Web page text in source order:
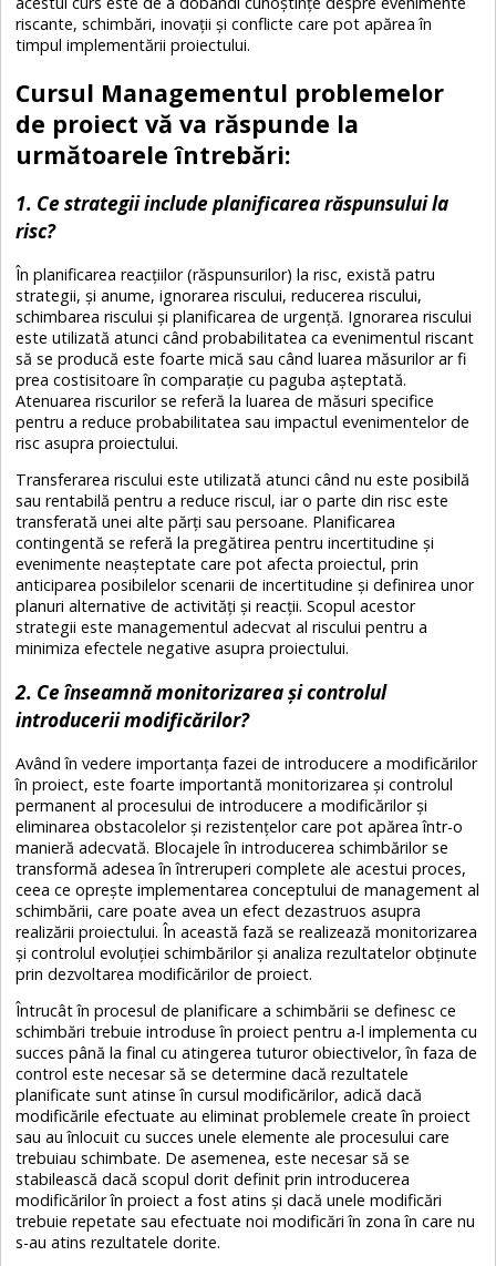
riscante, schimbări, inovații și conflicte care pot apărea în
timpul implementării proiectului.
Cursul Managementul problemelor
de proiect vă va răspunde la
următoarele întrebări:
1. Ce strategii include planificarea răspunsului la
risc?
În planificarea reacțiilor (răspunsurilor) la risc, există patru
strategii, și anume, ignorarea riscului, reducerea riscului,
schimbarea riscului și planificarea de urgență. Ignorarea riscului
este utilizată atunci când probabilitatea ca evenimentul riscant
să se producă este foarte mică sau când luarea măsurilor ar fi
prea costisitoare în comparație cu paguba așteptată.
Atenuarea riscurilor se referă la luarea de măsuri specifice
pentru a reduce probabilitatea sau impactul evenimentelor de
risc asupra proiectului.
Transferarea riscului este utilizată atunci când nu este posibilă
sau rentabilă pentru a reduce riscul, iar o parte din risc este
transferată unei alte părți sau persoane. Planificarea
contingentă se referă la pregătirea pentru incertitudine și
evenimente neașteptate care pot afecta proiectul, prin
anticiparea posibilelor scenarii de incertitudine și definirea unor
planuri alternative de activități și reacții. Scopul acestor
strategii este managementul adecvat al riscului pentru a
minimiza efectele negative asupra proiectului.
2. Ce înseamnă monitorizarea și controlul
introducerii modificărilor?
Având în vedere importanța fazei de introducere a modificărilor
în proiect, este foarte importantă monitorizarea și controlul
permanent al procesului de introducere a modificărilor și
eliminarea obstacolelor și rezistențelor care pot apărea într-o
manieră adecvată. Blocajele în introducerea schimbărilor se
transformă adesea în întreruperi complete ale acestui proces,
ceea ce oprește implementarea conceptului de management al
schimbării, care poate avea un efect dezastruos asupra
realizării proiectului. În această fază se realizează monitorizarea
și controlul evoluției schimbărilor și analiza rezultatelor obținute
prin dezvoltarea modificărilor de proiect.
Întrucât în ​​procesul de planificare a schimbării se definesc ce
schimbări trebuie introduse în proiect pentru a-l implementa cu
succes până la final cu atingerea tuturor obiectivelor, în faza de
control este necesar să se determine dacă rezultatele
planificate sunt atinse în cursul modificărilor, adică dacă
modificările efectuate au eliminat problemele create în proiect
sau au înlocuit cu succes unele elemente ale procesului care
trebuiau schimbate. De asemenea, este necesar să se
stabilească dacă scopul dorit definit prin introducerea
modificărilor în proiect a fost atins și dacă unele modificări
trebuie repetate sau efectuate noi modificări în zona în care nu
s-au atins rezultatele dorite.